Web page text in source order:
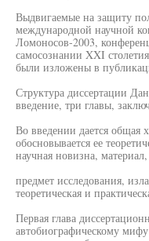
Выдвигаемые на защиту
международной научной
Ломоносов-2003,
самосознании XXI
были изложены в
Структура диссертации
введение, три главы,
Во введении дается общая
обосновывается ее
научная новизна, материал,
предмет исследования,
теоретическая и
Первая глава
автобиографическому